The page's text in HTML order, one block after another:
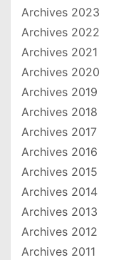
Archives 2023
Archives 2022
Archives 2021
Archives 2020
Archives 2019
Archives 2018
Archives 2017
Archives 2016
Archives 2015
Archives 2014
Archives 2013
Archives 2012
Archives 2011